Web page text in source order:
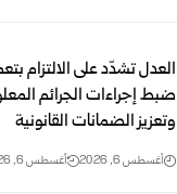
العدل تشدّد على الالتزام
ضبط إجراءات الجرائم
وتعزيز الضمانات القانونية
أغسطس 6, 2026 أغسطس 6, 2026